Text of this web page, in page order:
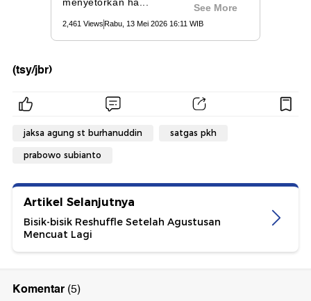
(tsy/jbr)
jaksa agung st burhanuddin satgas pkh
prabowo subianto
Artikel Selanjutnya
Bisik-bisik Reshuffle Setelah Agustusan
Mencuat Lagi